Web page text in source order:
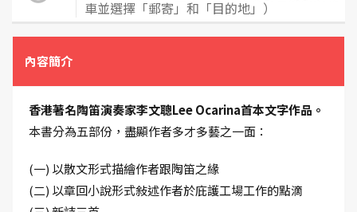
車並選擇「郵寄」和「目的地」）
內容簡介
香港著名陶笛演奏家李文聰Lee Ocarina首本文字作品。
本書分為五部份，盡顯作者多才多藝之一面：
(一) 以散文形式描繪作者跟陶笛之緣
(二) 以章回小說形式敍述作者於庇護工場工作的點滴